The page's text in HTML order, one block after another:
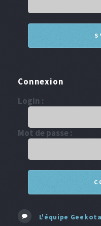
Connexion
Login :
Mot de passe :
L'équipe